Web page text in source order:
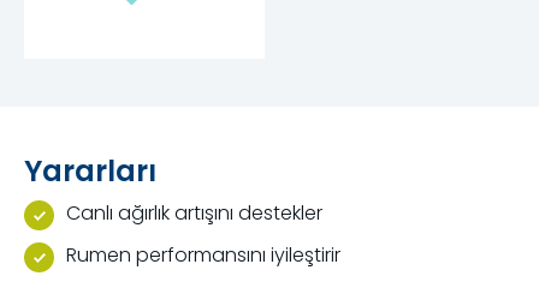
Yararları
Canlı ağırlık artışını destekler
Rumen performansını iyileştirir